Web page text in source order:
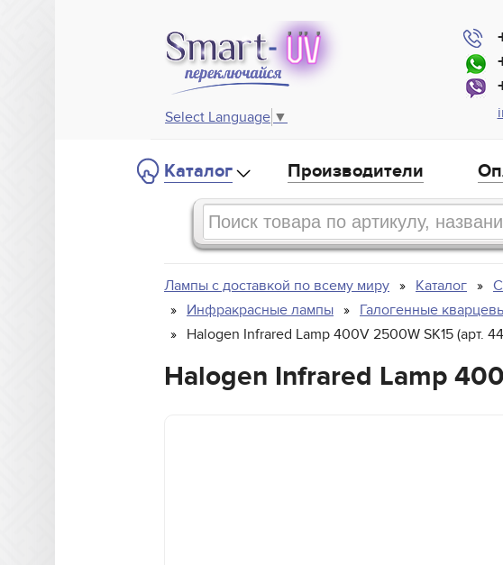
Select Language ▼
Каталог Производители
Лампы с доставкой по всему миру Каталог
Инфракрасные лампы
Галогенные
Halogen Infrared Lamp 400V 2500W SK15 (арт.
Halogen Infrared Lamp